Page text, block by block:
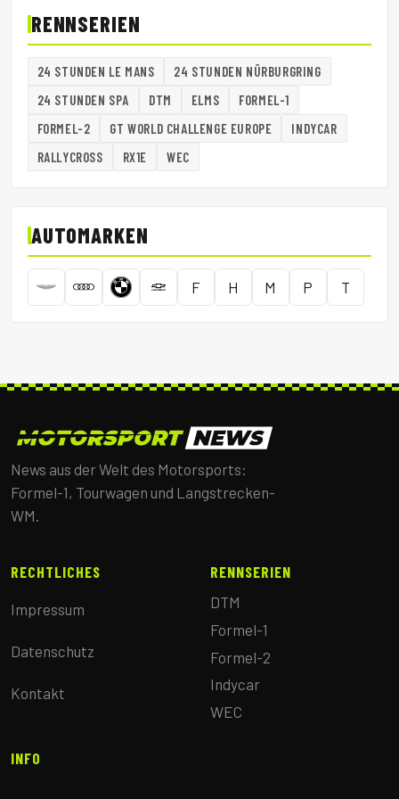
RENNSERIEN
24 STUNDEN LE MANS
24 STUNDEN NÜRBURGRING
24 STUNDEN SPA
DTM ELMS
FORMEL-1
FORMEL-2
GT WORLD CHALLENGE EUROPE
INDYCAR
RALLYCROSS
RX1E WEC
AUTOMARKEN
F H M P T
News aus der Welt des Motorsports:
Formel-1, Tourwagen und Langstrecken-
WM.
RECHTLICHES
Impressum
Datenschutz
Kontakt
RENNSERIEN
DTM
Formel-1
Formel-2
Indycar
WEC
INFO